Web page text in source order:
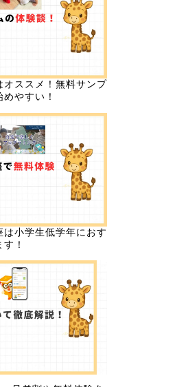
オススメ！無料サンプ
やすい！
は小学生低学年におす
！